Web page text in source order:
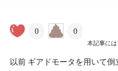
本記事には
0 0
以前 ギアドモータを用いて